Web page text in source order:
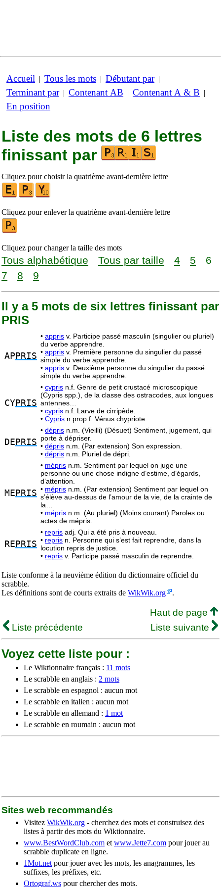
Accueil | Tous les mots | Débutant par|
Terminant par| Contenant AB | Contenant A & B |
En position
Liste des mots de 6 lettres
finissant par
Cliquez pour choisir la quatrième avant-dernière lettre
Cliquez pour enlever la quatrième avant-dernière lettre
Cliquez pour changer la taille des mots
Tous alphabétique Tous par taille 4 5
6
7
8 9
Il y a 5 mots de six lettres finissant par
PRIS
AP PRIS
• appris v. Participe passé masculin (singulier ou pluriel)
du verbe apprendre.
• appris v. Première personne du singulier du passé
simple du verbe apprendre.
• appris v. Deuxième personne du singulier du passé
simple du verbe apprendre.
CYPRIS
• cypris n.f. Genre de petit crustacé microscopique
(Cypris spp.), de la classe des ostracodes, aux longues
antennes…
• cypris n.f. Larve de cirripède.
• Cypris n.prop.f. Vénus chypriote.
DE PRIS
• dépris n.m. (Vieilli) (Désuet) Sentiment, jugement, qui
porte à dépriser.
• dépris n.m. (Par extension) Son expression.
• dépris n.m. Pluriel de dépri.
ME PRIS
• mépris n.m. Sentiment par lequel on juge une
personne ou une chose indigne d’estime, d’égards,
d’attention.
• mépris n.m. (Par extension) Sentiment par lequel on
s’élève au-dessus de l’amour de la vie, de la crainte de
la…
• mépris n.m. (Au pluriel) (Moins courant) Paroles ou
actes de mépris.
RE PRIS
• repris adj. Qui a été pris à nouveau.
• repris n. Personne qui s’est fait reprendre, dans la
locution repris de justice.
• repris v. Participe passé masculin de reprendre.
Liste conforme à la neuvième édition du dictionnaire officiel du
scrabble.
Les définitions sont de courts extraits de WikWik.org .
Haut de page
Liste précédente
Liste suivante
Voyez cette liste pour :
Le Wiktionnaire français : 11 mots
Le scrabble en anglais : 2 mots
Le scrabble en espagnol : aucun mot
Le scrabble en italien : aucun mot
Le scrabble en allemand : 1 mot
Le scrabble en roumain : aucun mot
Sites web recommandés
Visitez WikWik.org - cherchez des mots et construisez des
listes à partir des mots du Wiktionnaire.
www.BestWordClub.com et www.Jette7.com pour jouer au
scrabble duplicate en ligne.
1Mot.net pour jouer avec les mots, les anagrammes, les
suffixes, les préfixes, etc.
Ortograf.ws pour chercher des mots.